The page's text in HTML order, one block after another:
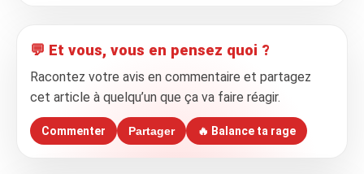
💬 Et vous, vous en pensez quoi ?
Racontez votre avis en commentaire et partagez
cet article à quelqu’un que ça va faire réagir.
Commenter Partager 🔥 Balance ta rage